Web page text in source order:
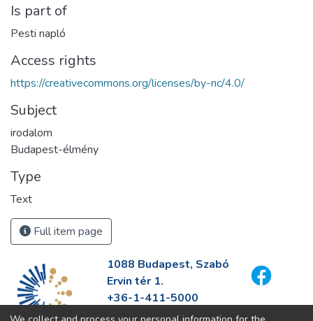
Is part of
Pesti napló
Access rights
https://creativecommons.org/licenses/by-nc/4.0/
Subject
irodalom
Budapest-élmény
Type
Text
Full item page
1088 Budapest, Szabó
Ervin tér 1.
+36-1-411-5000
info@fszek.hu